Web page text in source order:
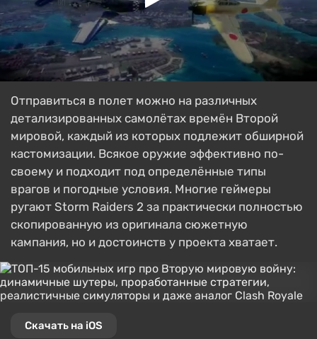
Отправиться в полет можно на различных
детализированных самолётах времён Второй
мировой, каждый из которых подлежит обширной
кастомизации. Всякое оружие эффективно по-
своему и подходит под определённые типы
врагов и погодные условия. Многие геймеры
ругают Storm Raiders 2 за практически полностью
скопированную из оригинала сюжетную
кампания, но и достоинств у проекта хватает.
Скачать на iOS